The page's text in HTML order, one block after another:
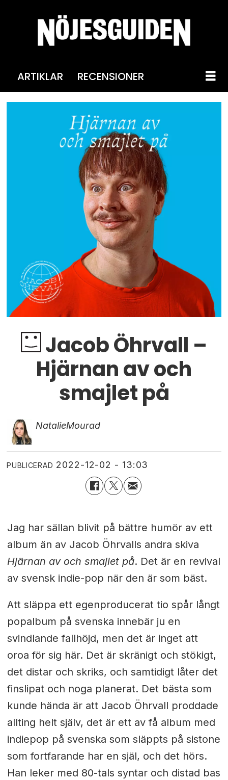
ARTIKLAR RECENSIONER
Jacob Öhrvall –
Hjärnan av och
smajlet på
NatalieMourad
PUBLICERAD 2022-12-02 - 13:03
Jag har sällan blivit på bättre humör av ett
album än av Jacob Öhrvalls andra skiva
Hjärnan av och smajlet på. Det är en revival
av svensk indie-pop när den är som bäst.
Att släppa ett egenproducerat tio spår långt
popalbum på svenska innebär ju en
svindlande fallhöjd, men det är inget att
oroa för sig här. Det är skränigt och stökigt,
det distar och skriks, och samtidigt låter det
finslipat och noga planerat. Det bästa som
kunde hända är att Jacob Öhrvall proddade
allting helt själv, det är ett av få album med
indiepop på svenska som släppts på sistone
som fortfarande har en själ, och det hörs.
Han leker med 80-tals syntar och distad bas